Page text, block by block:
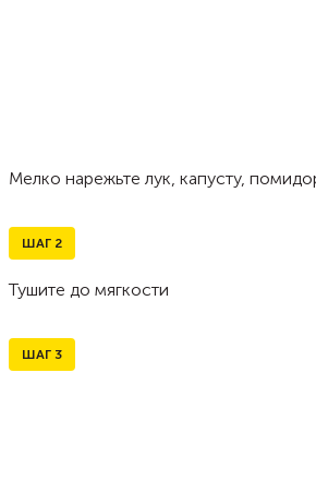
Мелко нарежьте лук, капусту,
ШАГ 2
Тушите до мягкости
ШАГ 3